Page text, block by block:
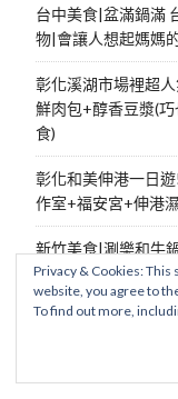
台中美食|盆滿鍋滿
物|會讓人想起媽媽
彰化溪湖市場裡超
鮮肉包+醇香豆漿(
食)
彰化和美伸港一日
作室+福安宮+伸港
新竹美食|涮樂和牛
用千元，還有50幾
好食一定要試試 !!
海洋風情的旅店，
Privacy & Cookies: This
website, you agree to
To find out more,